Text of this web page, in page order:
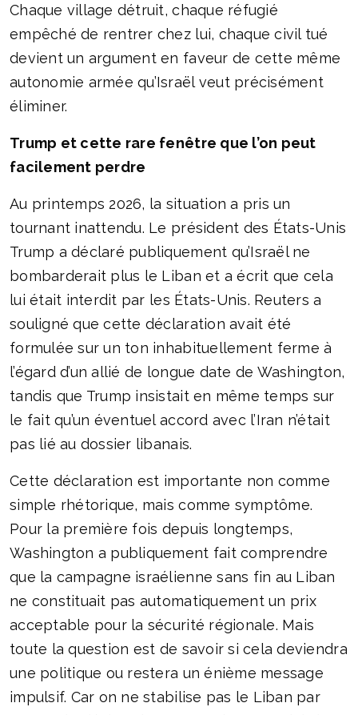
Chaque village détruit, chaque réfugié
empêché de rentrer chez lui, chaque civil tué
devient un argument en faveur de cette même
autonomie armée qu’Israël veut précisément
éliminer.
Trump et cette rare fenêtre que l’on peut
facilement perdre
Au printemps 2026, la situation a pris un
tournant inattendu. Le président des États-Unis
Trump a déclaré publiquement qu’Israël ne
bombarderait plus le Liban et a écrit que cela
lui était interdit par les États-Unis. Reuters a
souligné que cette déclaration avait été
formulée sur un ton inhabituellement ferme à
l’égard d’un allié de longue date de Washington,
tandis que Trump insistait en même temps sur
le fait qu’un éventuel accord avec l’Iran n’était
pas lié au dossier libanais.
Cette déclaration est importante non comme
simple rhétorique, mais comme symptôme.
Pour la première fois depuis longtemps,
Washington a publiquement fait comprendre
que la campagne israélienne sans fin au Liban
ne constituait pas automatiquement un prix
acceptable pour la sécurité régionale. Mais
toute la question est de savoir si cela deviendra
une politique ou restera un énième message
impulsif. Car on ne stabilise pas le Liban par